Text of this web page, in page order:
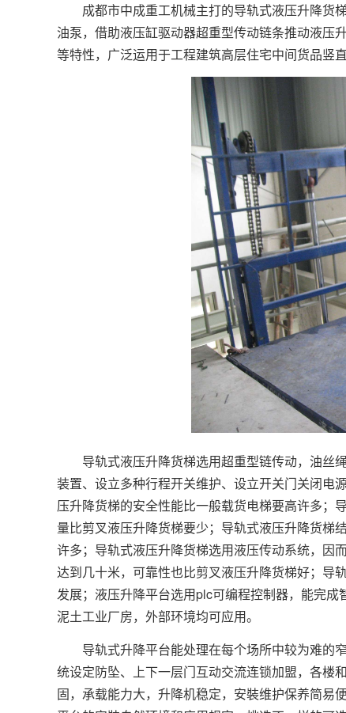
成都市中成重工机械主打的导轨式液压升降货
油泵，借助液压缸驱动器超重型传动链条推动液压
等特性，广泛运用于工程建筑高层住宅中间货品竖直
导轨式液压升降货梯选用超重型链传动，油丝
装置、设立多种行程开关维护、设立开关门关闭电
压升降货梯的安全性能比一般载货电梯要高许多；
量比剪叉液压升降货梯要少；导轨式液压升降货梯
许多；导轨式液压升降货梯选用液压传动系统，因
达到几十米，可靠性也比剪叉液压升降货梯好；导
发展；液压升降平台选用plc可编程控制器，能完
泥土工业厂房，外部环境均可应用。
导轨式升降平台能处理在每个场所中较为难的
统设定防坠、上下一层门互动交流连锁加盟，各楼
固，承载能力大，升降机稳定，安裝维护保养简易